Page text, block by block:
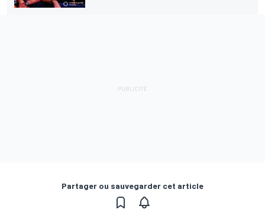
Partager ou sauvegarder cet article